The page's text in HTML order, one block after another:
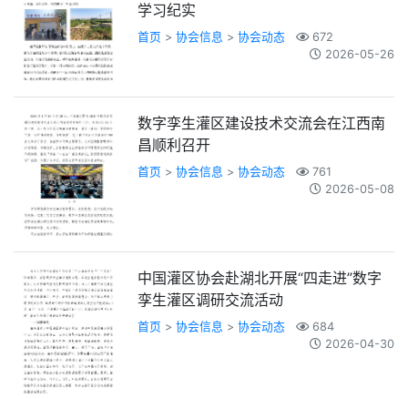
学习纪实
首页 > 协会信息 > 协会动态
672
2026-05-26
数字孪生灌区建设技术交流会在江西南
昌顺利召开
首页 > 协会信息 > 协会动态
761
2026-05-08
中国灌区协会赴湖北开展“四走进”数字
孪生灌区调研交流活动
首页 > 协会信息 > 协会动态
684
2026-04-30